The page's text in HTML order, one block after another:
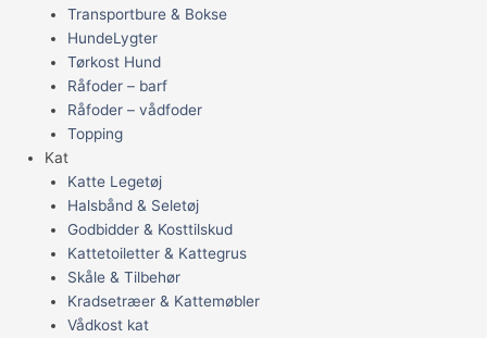
Transportbure & Bokse
HundeLygter
Tørkost Hund
Råfoder – barf
Råfoder – vådfoder
Topping
Kat
Katte Legetøj
Halsbånd & Seletøj
Godbidder & Kosttilskud
Kattetoiletter & Kattegrus
Skåle & Tilbehør
Kradsetræer & Kattemøbler
Vådkost kat